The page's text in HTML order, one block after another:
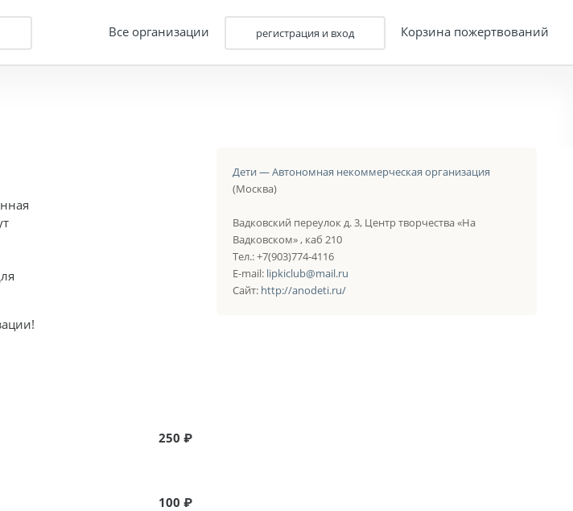
Все организации регистрация и вход Корзина пожертвований
250 ₽
100 ₽
Дети — Автономная некоммерческая организация
(Москва)
Вадковский переулок д. 3, Центр творчества «На
Вадковском» , каб 210
Тел.: +7(903)774-4116
E-mail: lipkiclub@mail.ru
Сайт: http://anodeti.ru/